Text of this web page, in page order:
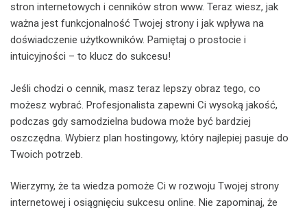
stron internetowych i cenników stron www. Teraz wiesz, jak
ważna jest funkcjonalność Twojej strony i jak wpływa na
doświadczenie użytkowników. Pamiętaj o prostocie i
intuicyjności – to klucz do sukcesu!
Jeśli chodzi o cennik, masz teraz lepszy obraz tego, co
możesz wybrać. Profesjonalista zapewni Ci wysoką jakość,
podczas gdy samodzielna budowa może być bardziej
oszczędna. Wybierz plan hostingowy, który najlepiej pasuje do
Twoich potrzeb.
Wierzymy, że ta wiedza pomoże Ci w rozwoju Twojej strony
internetowej i osiągnięciu sukcesu online. Nie zapominaj, że